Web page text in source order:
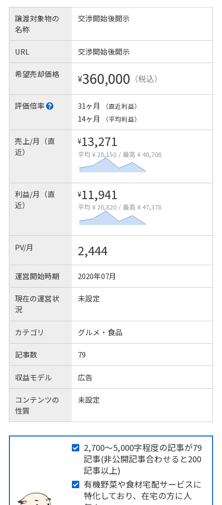
譲渡対象物の
名称
交渉開始後開示
URL 交渉開始後開示
希望売却価格 ¥360,000 （税込）
評価倍率 31ヶ月 （直近利益）
14ヶ月 （平均利益）
売上/月（直
近）
¥13,271
平均 ¥ 28,150 / 最高 ¥ 48,708
利益/月（直
近）
¥11,941
平均 ¥ 26,820 / 最高 ¥ 47,378
PV/月 2,444
運営開始時期 2020年07月
現在の運営状
況
未設定
カテゴリ グルメ・食品
記事数 79
収益モデル 広告
コンテンツの
性質
未設定
2,700～5,000字程度の記事が79
記事(非公開記事合わせると200
記事以上)
有機野菜や食材宅配サービスに
特化しており、在宅の方に人